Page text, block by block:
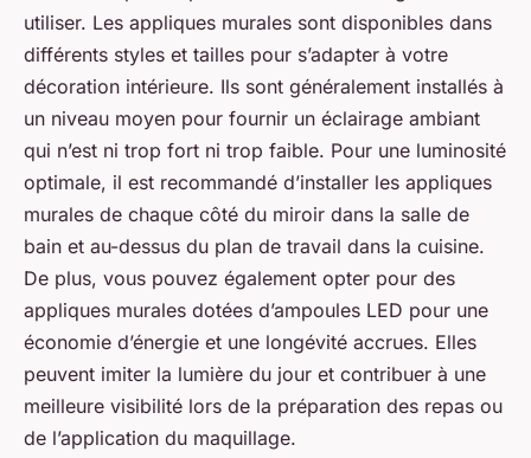
utiliser. Les appliques murales sont disponibles dans
différents styles et tailles pour s’adapter à votre
décoration intérieure. Ils sont généralement installés à
un niveau moyen pour fournir un éclairage ambiant
qui n’est ni trop fort ni trop faible. Pour une luminosité
optimale, il est recommandé d’installer les appliques
murales de chaque côté du miroir dans la salle de
bain et au-dessus du plan de travail dans la cuisine.
De plus, vous pouvez également opter pour des
appliques murales dotées d’ampoules LED pour une
économie d’énergie et une longévité accrues. Elles
peuvent imiter la lumière du jour et contribuer à une
meilleure visibilité lors de la préparation des repas ou
de l’application du maquillage.